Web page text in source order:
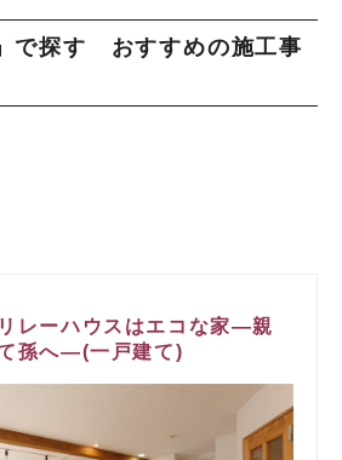
で探す おすすめの施工事
レーハウスはエコな家―親
孫へ―(一戸建て)